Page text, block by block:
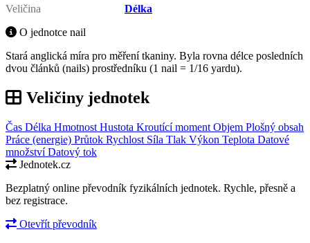
Veličina
Délka
O jednotce nail
Stará anglická míra pro měření tkaniny. Byla rovna délce posledních
dvou článků (nails) prostředníku (1 nail = 1/16 yardu).
Veličiny jednotek
Čas Délka Hmotnost Hustota Kroutící moment Objem Plošný obsah
Práce (energie) Průtok Rychlost Síla Tlak Výkon Teplota Datové
množstvíDatový tok
Jednotek.cz
Bezplatný online převodník fyzikálních jednotek. Rychle, přesně a
bez registrace.
Otevřít převodník